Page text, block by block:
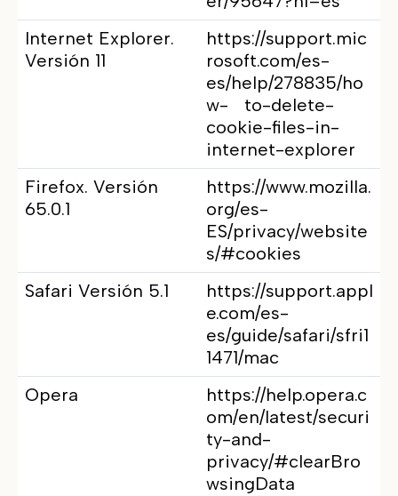
Internet Explorer.
Versión 11
https://support.mic
rosoft.com/es-
es/help/278835/ho
w- to-delete-
cookie-files-in-
internet-explorer
Firefox. Versión
65.0.1
https://www.mozilla.
org/es-
ES/privacy/website
s/#cookies
Safari Versión 5.1
https://support.appl
e.com/es-
es/guide/safari/sfri1
1471/mac
Opera
https://help.opera.c
om/en/latest/securi
ty-and-
privacy/#clearBro
wsingData